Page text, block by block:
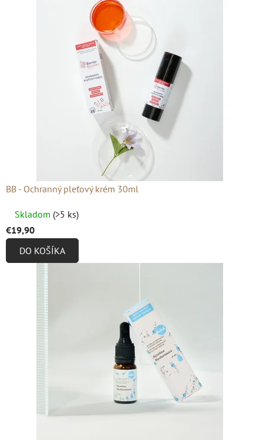
BB - Ochranný pleťový krém 30ml
hodnotenie
produktu
hviezdičiek.
Skladom (>5 ks)
€19,90
DO KOŠÍKA